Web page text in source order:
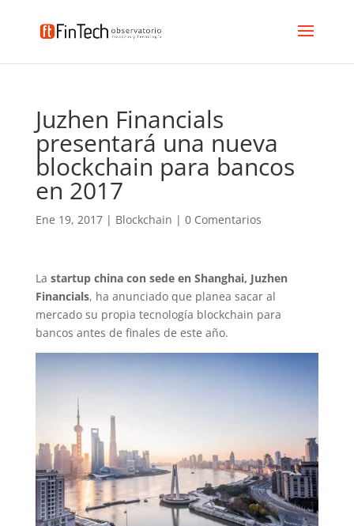
Juzhen Financials
presentará una nueva
blockchain para bancos
en 2017
Ene 19, 2017| Blockchain | 0 Comentarios
La startup china con sede en Shanghai, Juzhen
Financials, ha anunciado que planea sacar al
mercado su propia tecnología blockchain para
bancos antes de finales de este año.